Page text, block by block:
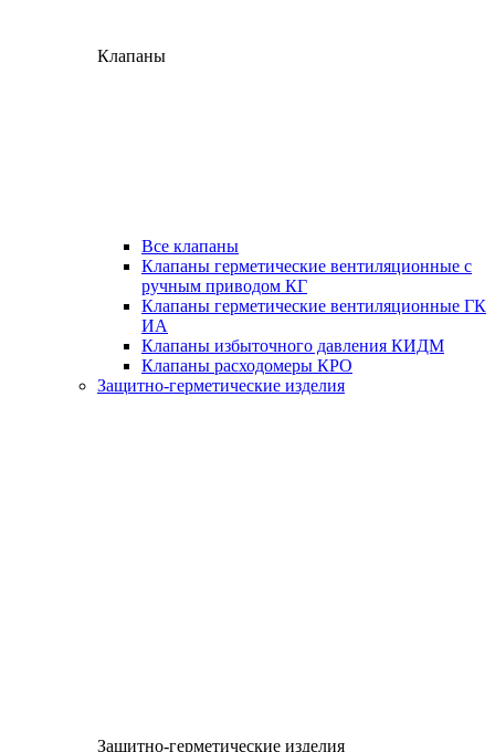
Клапаны
Все клапаны
Клапаны герметические вентиляционные с
ручным приводом КГ
Клапаны герметические вентиляционные ГК
ИА
Клапаны избыточного давления КИДМ
Клапаны расходомеры КРО
Защитно-герметические изделия
Защитно-герметические изделия